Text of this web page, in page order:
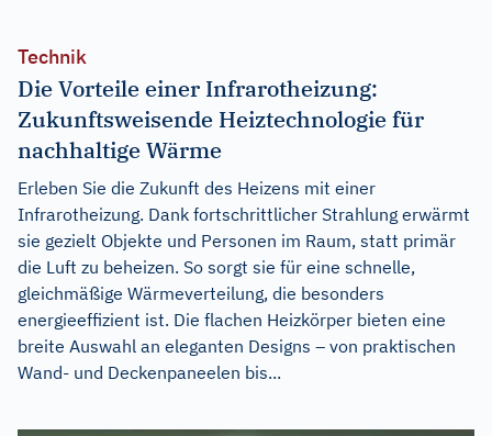
Technik
Die Vorteile einer Infrarotheizung:
Zukunftsweisende Heiztechnologie für
nachhaltige Wärme
Erleben Sie die Zukunft des Heizens mit einer
Infrarotheizung. Dank fortschrittlicher Strahlung erwärmt
sie gezielt Objekte und Personen im Raum, statt primär
die Luft zu beheizen. So sorgt sie für eine schnelle,
gleichmäßige Wärmeverteilung, die besonders
energieeffizient ist. Die flachen Heizkörper bieten eine
breite Auswahl an eleganten Designs – von praktischen
Wand- und Deckenpaneelen bis...